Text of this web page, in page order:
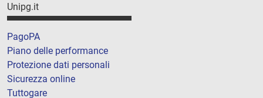
Unipg.it
PagoPA
Piano delle performance
Protezione dati personali
Sicurezza online
Tuttogare